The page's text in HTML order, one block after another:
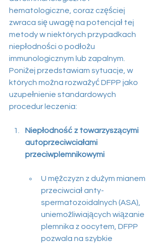
hematologiczne, coraz częściej
zwraca się uwagę na potencjał tej
metody w niektórych przypadkach
niepłodności o podłożu
immunologicznym lub zapalnym.
Poniżej przedstawiam sytuacje, w
których można rozważyć DFPP jako
uzupełnienie standardowych
procedur leczenia:
Niepłodność z towarzyszącymi
autoprzeciwciałami
przeciwplemnikowymi
U mężczyzn z dużym mianem
przeciwciał anty-
spermatozoidalnych (ASA),
uniemożliwiających wiązanie
plemnika z oocytem, DFPP
pozwala na szybkie